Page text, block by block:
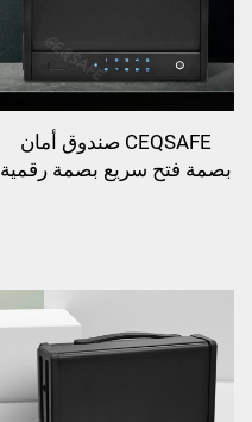
CEQSAFE صندوق أمان
بصمة فتح سريع بصمة رقمية